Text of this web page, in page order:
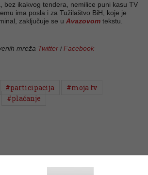
bez ikakvog tendera, nemilice puni kasu TV
ima posla i za Tužilaštvo BiH, koje je
zaključuje se u Avazovom tekstu.
mreža Twitter iFacebook
#participacija
#moja tv
#plaćanje